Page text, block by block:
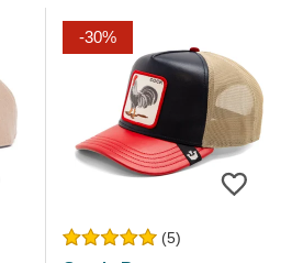
-30%
(5)